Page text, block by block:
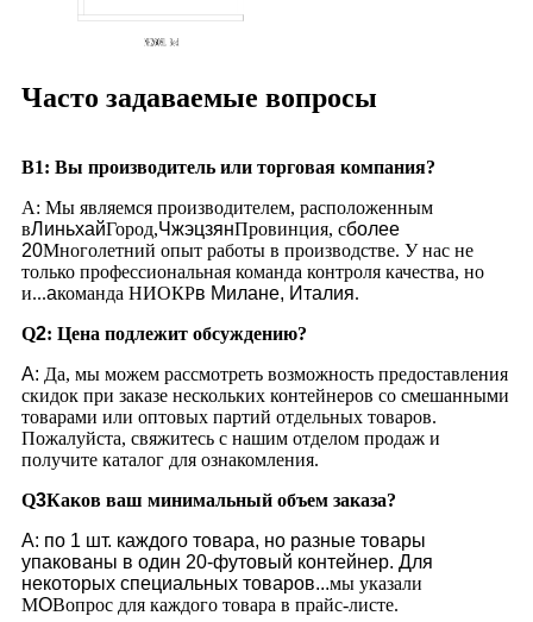
Часто задаваемые вопросы
В1: Вы производитель или торговая компания?
А: Мы являемся производителем, расположенным
вЛиньхайГород,ЧжэцзянПровинция, сболее
20Многолетний опыт работы в производстве. У нас не
только профессиональная команда контроля качества, но
и...aкоманда НИОКРв Милане, Италия.
Q2: Цена подлежит обсуждению?
A: Да, мы можем рассмотреть возможность предоставления
скидок при заказе нескольких контейнеров со смешанными
товарами или оптовых партий отдельных товаров.
Пожалуйста, свяжитесь с нашим отделом продаж и
получите каталог для ознакомления.
Q3Каков ваш минимальный объем заказа?
А: по 1 шт. каждого товара, но разные товары
упакованы в один 20-футовый контейнер. Для
некоторых специальных товаров...мы указали
МOВопрос для каждого товара в прайс-листе.